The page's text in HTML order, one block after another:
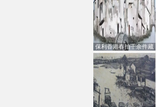
保利香港春拍千余件藏
品估价逾7亿港元，吴冠
中